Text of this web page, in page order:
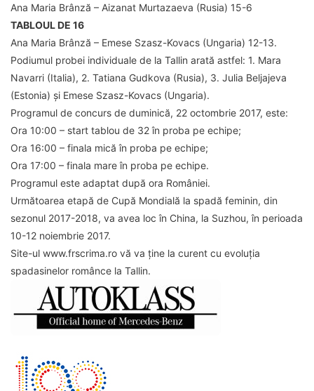
Ana Maria Brânză – Aizanat Murtazaeva (Rusia) 15-6
TABLOUL DE 16
Ana Maria Brânză – Emese Szasz-Kovacs (Ungaria) 12-13.
Podiumul probei individuale de la Tallin arată astfel: 1. Mara
Navarri (Italia), 2. Tatiana Gudkova (Rusia), 3. Julia Beljajeva
(Estonia) și Emese Szasz-Kovacs (Ungaria).
Programul de concurs de duminică, 22 octombrie 2017, este:
Ora 10:00 – start tablou de 32 în proba pe echipe;
Ora 16:00 – finala mică în proba pe echipe;
Ora 17:00 – finala mare în proba pe echipe.
Programul este adaptat după ora României.
Următoarea etapă de Cupă Mondială la spadă feminin, din
sezonul 2017-2018, va avea loc în China, la Suzhou, în perioada
10-12 noiembrie 2017.
Site-ul www.frscrima.ro vă va ține la curent cu evoluția
spadasinelor românce la Tallin.